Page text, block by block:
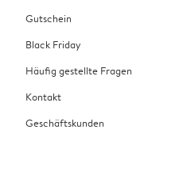
Gutschein
Black Friday
Häufig gestellte Fragen
Kontakt
Geschäftskunden